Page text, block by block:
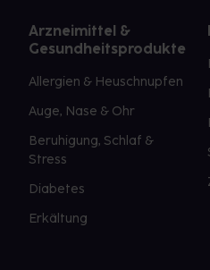
Arzneimittel &
Gesundheitsprodukte
Allergien & Heuschnupfen
Auge, Nase & Ohr
Beruhigung, Schlaf &
Stress
Diabetes
Erkältung